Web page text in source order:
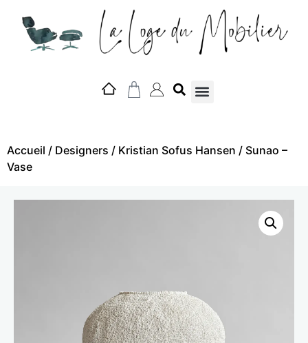
Accueil / Designers / Kristian Sofus Hansen / Sunao –
Vase